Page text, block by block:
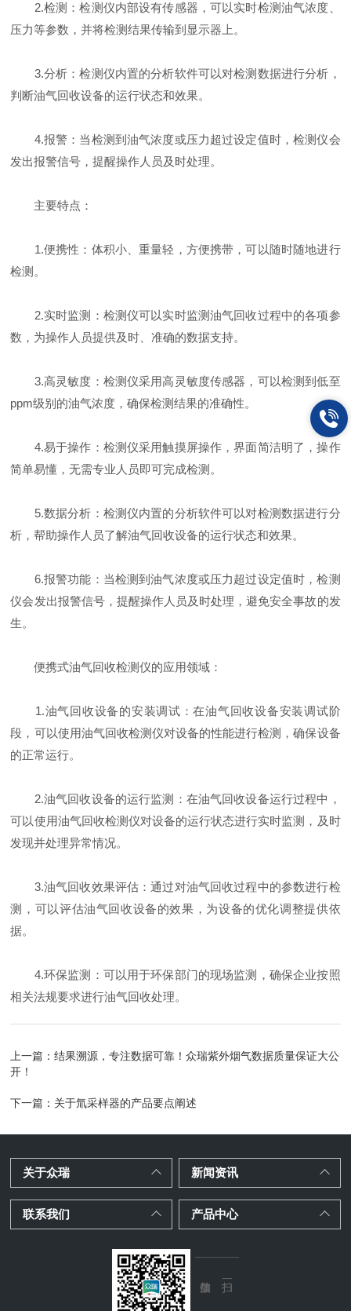
2.检测：检测仪内部设有传感器，可以实时检测油气浓度、
压力等参数，并将检测结果传输到显示器上。
3.分析：检测仪内置的分析软件可以对检测数据进行分析，
判断油气回收设备的运行状态和效果。
4.报警：当检测到油气浓度或压力超过设定值时，检测仪会
发出报警信号，提醒操作人员及时处理。
主要特点：
1.便携性：体积小、重量轻，方便携带，可以随时随地进行
检测。
2.实时监测：检测仪可以实时监测油气回收过程中的各项参
数，为操作人员提供及时、准确的数据支持。
3.高灵敏度：检测仪采用高灵敏度传感器，可以检测到低至
ppm级别的油气浓度，确保检测结果的准确性。
4.易于操作：检测仪采用触摸屏操作，界面简洁明了，操作
简单易懂，无需专业人员即可完成检测。
5.数据分析：检测仪内置的分析软件可以对检测数据进行分
析，帮助操作人员了解油气回收设备的运行状态和效果。
6.报警功能：当检测到油气浓度或压力超过设定值时，检测
仪会发出报警信号，提醒操作人员及时处理，避免安全事故的发
生。
便携式油气回收检测仪的应用领域：
1.油气回收设备的安装调试：在油气回收设备安装调试阶
段，可以使用油气回收检测仪对设备的性能进行检测，确保设备
的正常运行。
2.油气回收设备的运行监测：在油气回收设备运行过程中，
可以使用油气回收检测仪对设备的运行状态进行实时监测，及时
发现并处理异常情况。
3.油气回收效果评估：通过对油气回收过程中的参数进行检
测，可以评估油气回收设备的效果，为设备的优化调整提供依
据。
4.环保监测：可以用于环保部门的现场监测，确保企业按照
相关法规要求进行油气回收处理。
上一篇：结果溯源，专注数据可靠！众瑞紫外烟气数据质量保证大公
开！
下一篇： 关于氚采样器的产品要点阐述
关于众瑞 新闻资讯
联系我们 产品中心